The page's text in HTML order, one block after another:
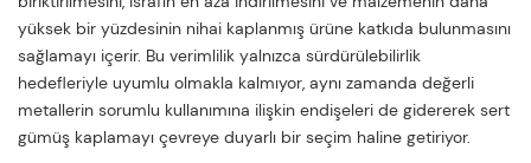
yüksek bir yüzdesinin nihai kaplanmış ürüne katkıda bulunmasını
sağlamayı içerir. Bu verimlilik yalnızca sürdürülebilirlik
hedefleriyle uyumlu olmakla kalmıyor, aynı zamanda değerli
metallerin sorumlu kullanımına ilişkin endişeleri de gidererek sert
gümüş kaplamayı çevreye duyarlı bir seçim haline getiriyor.